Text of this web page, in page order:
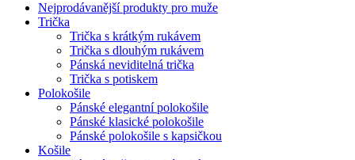
Nejprodávanější produkty pro muže
Trička
Trička s krátkým rukávem
Trička s dlouhým rukávem
Pánská neviditelná trička
Trička s potiskem
Polokošile
Pánské elegantní polokošile
Pánské klasické polokošile
Pánské polokošile s kapsičkou
Košile